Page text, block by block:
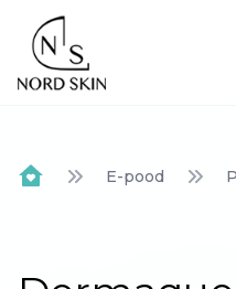
Nordskin
E-pood